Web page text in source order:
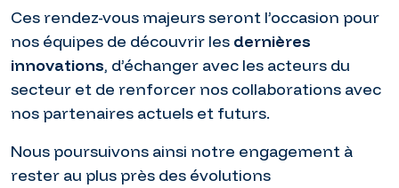
Ces rendez-vous majeurs seront l’occasion pour
nos équipes de découvrir les dernières
innovations, d’échanger avec les acteurs du
secteur et de renforcer nos collaborations avec
nos partenaires actuels et futurs.
Nous poursuivons ainsi notre engagement à
rester au plus près des évolutions